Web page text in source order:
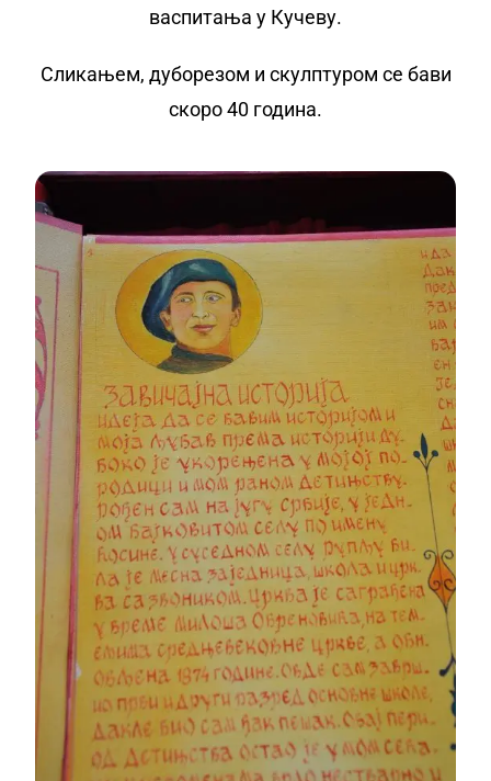
васпитања у Кучеву.
Сликањем, дуборезом и скулптуром се бави
скоро 40 година.